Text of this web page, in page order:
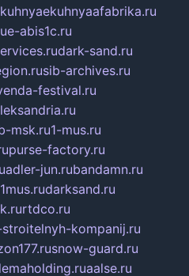
kuhnyaekuhnyaafabrika.ru
e-abis1c.ru
dark-sand.ru
sib-archives.ru
festival.ru
msk.ru1-mus.ru
purse-factory.ru
adler-jun.rubandamn.ru
1mus.rudarksand.ru
rtdco.ru
kompanij.ru
snow-guard.ru
aalse.ru